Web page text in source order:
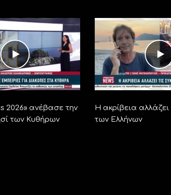
2026» ανέβασε την
των Κυθήρων
Η ακρίβεια αλλάζει
των Ελλήνων